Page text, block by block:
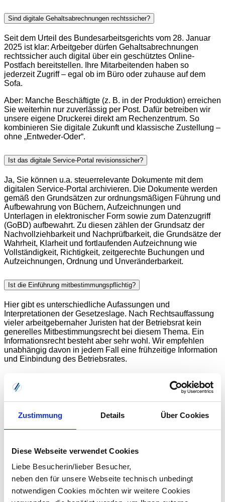
Zustimmung Details Über Cookies
Diese Webseite verwendet Cookies
Liebe Besucherin/lieber Besucher,
neben den für unsere Webseite technisch unbedingt
notwendigen Cookies möchten wir weitere Cookies
Sind digitale Gehaltsabrechnungen rechtssicher?
Seit dem Urteil des Bundesarbeitsgerichts vom 28. Januar
2025 ist klar: Arbeitgeber dürfen Gehaltsabrechnungen
rechtssicher auch digital über ein geschütztes Online-
Postfach bereitstellen. Ihre Mitarbeitenden haben so
jederzeit Zugriff – egal ob im Büro oder zuhause auf dem
Sofa.
Aber: Manche Beschäftigte (z. B. in der Produktion) erreichen
Sie weiterhin nur zuverlässig per Post. Dafür betreiben wir
unsere eigene Druckerei direkt am Rechenzentrum. So
kombinieren Sie digitale Zukunft und klassische Zustellung –
ohne „Entweder-Oder“.
Ist das digitale Service-Portal revisionssicher?
Ja, Sie können u.a. steuerrelevante Dokumente mit dem
digitalen Service-Portal archivieren. Die Dokumente werden
gemäß den Grundsätzen zur ordnungsmäßigen Führung und
Aufbewahrung von Büchern, Aufzeichnungen und
Unterlagen in elektronischer Form sowie zum Datenzugriff
(GoBD) aufbewahrt. Zu diesen zählen der Grundsatz der
Nachvollziehbarkeit und Nachprüfbarkeit, die Grundsätze der
Wahrheit, Klarheit und fortlaufenden Aufzeichnung wie
Vollständigkeit, Richtigkeit, zeitgerechte Buchungen und
Aufzeichnungen, Ordnung und Unveränderbarkeit.
Ist die Einführung mitbestimmungspflichtig?
Hier gibt es unterschiedliche Aufassungen und
Interpretationen der Gesetzeslage. Nach Rechtsauffassung
vieler arbeitgebernaher Juristen hat der Betriebsrat kein
generelles Mitbestimmungsrecht bei diesem Thema. Ein
Informationsrecht besteht aber sehr wohl. Wir empfehlen
unabhängig davon in jedem Fall eine frühzeitige Information
und Einbindung des Betriebsrates.
Wie viel Geld spare ich mit dem digitalen Service-Portal?
Unternehmen, die auf digitale Verdienstnachweise
umstellen, können bis zu 40% an Kosten einsparen!
Aufwände die für den Druck, die Kuvertierung und den
Versand der Gehaltsabrechnung anfallen, werden signifikant